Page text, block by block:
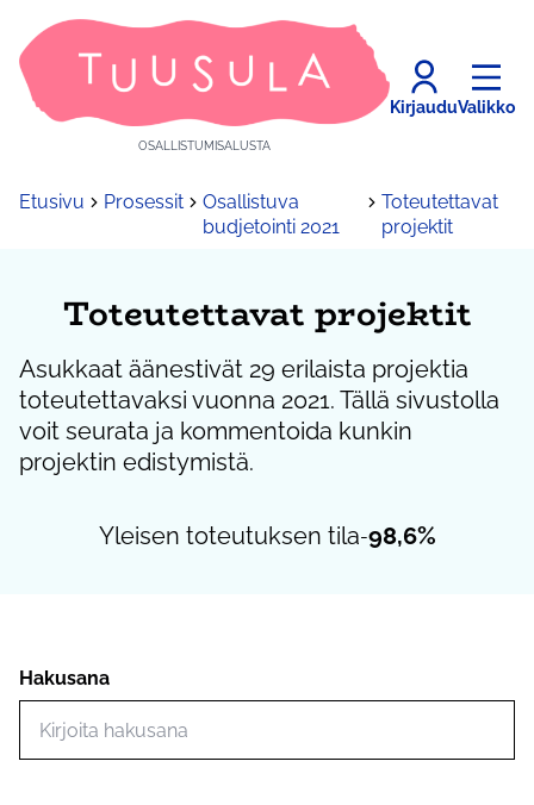
OSALLISTUMISALUSTA
KirjauduValikko
Etusivu Prosessit
Osallistuva
budjetointi 2021
Toteutettavat
projektit
Toteutettavat projektit
Asukkaat äänestivät 29 erilaista projektia
toteutettavaksi vuonna 2021. Tällä sivustolla
voit seurata ja kommentoida kunkin
projektin edistymistä.
Yleisen toteutuksen tila-98,6%
Hakusana